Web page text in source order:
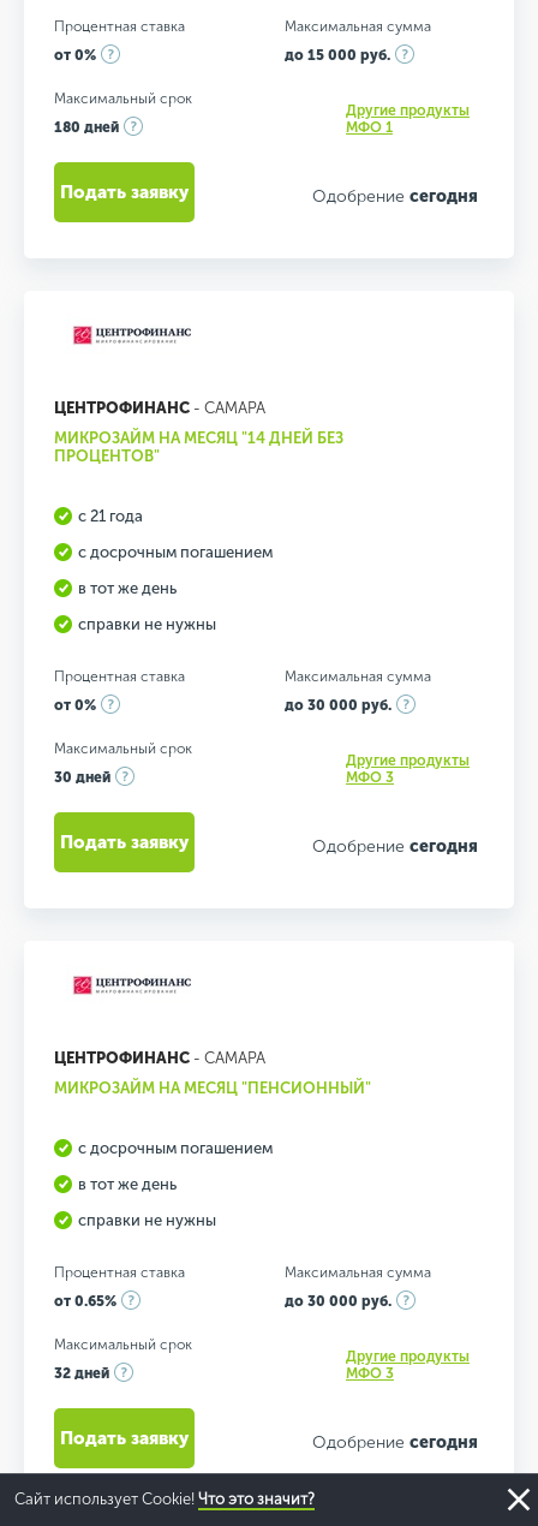
Процентная ставка
от 0%
Максимальная сумма
до 15 000 руб.
Максимальный срок
180 дней
Другие продукты
МФО 1
Одобрение сегодня
Подать заявку
ЦЕНТРОФИНАНС - САМАРА
МИКРОЗАЙМ НА МЕСЯЦ "14 ДНЕЙ БЕЗ
ПРОЦЕНТОВ"
с 21 года
с досрочным погашением
в тот же день
справки не нужны
Процентная ставка
от 0%
Максимальная сумма
до 30 000 руб.
Максимальный срок
30 дней
Другие продукты
МФО 3
Одобрение сегодня
Подать заявку
ЦЕНТРОФИНАНС - САМАРА
МИКРОЗАЙМ НА МЕСЯЦ "ПЕНСИОННЫЙ"
с досрочным погашением
в тот же день
справки не нужны
Процентная ставка
от 0.65%
Максимальная сумма
до 30 000 руб.
Максимальный срок
32 дней
Другие продукты
МФО 3
Одобрение сегодня
Подать заявку
Сайт использует Cookie! Что это значит?